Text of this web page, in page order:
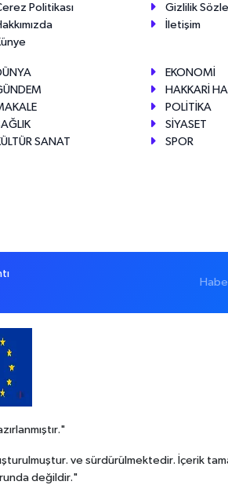
Politikası
Gizlilik
İletişim
EKONOMİ
HAKKARİ
POLİTİKA
SİYASET
SANAT
SPOR
ve sürdürülmektedir. İçerik
değildir."